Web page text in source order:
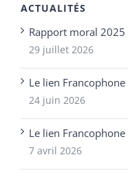
ACTUALITÉS
Rapport moral 2025
29 juillet 2026
Le lien
24 juin 2026
Le lien
7 avril 2026